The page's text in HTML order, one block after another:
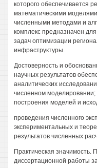
которого обеспечивается
математическими
численными методами и
комплекс предназначен
задач оптимизации
инфраструктуры.
Достоверность и
научных результатов
аналитических
численном моделировании;
построения моделей и
проведения численного
экспериментальных и
результатов численных
Практическая значимость.
диссертационной работы